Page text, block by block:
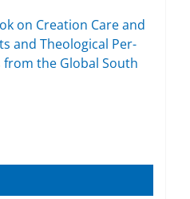
on Crea­ti­on Care and
and Theo­lo­gi­cal Per­
the Glo­bal South